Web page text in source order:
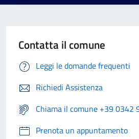
Contatta il comune
Leggi le domande frequenti
Richiedi Assistenza
Chiama il comune +39 0342
Prenota un appuntamento